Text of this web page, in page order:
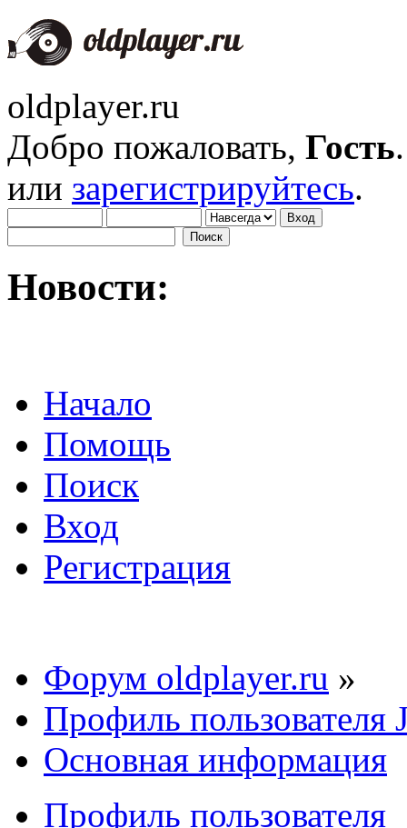
oldplayer.ru
Добро пожаловать, Гость
или зарегистрируйтесь.
Новости:
Начало
Помощь
Поиск
Вход
Регистрация
Форум oldplayer.ru »
Профиль пользователя
Основная информация
Профиль пользователя